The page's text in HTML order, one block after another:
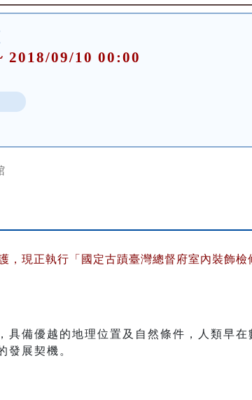
2018/09/10 00:00
，現正執行「國定古蹟臺灣總督府室內裝飾檢
具備優越的地理位置及自然條件，人類早
發展契機。